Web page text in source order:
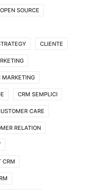
SOURCE
CLIENTE
MARKETING
CRM SEMPLICI
CARE
RELATION
CRM